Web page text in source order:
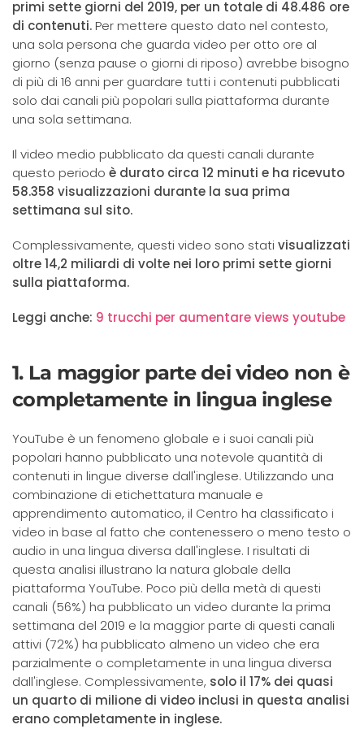
primi sette giorni del 2019, per un totale di 48.486 ore
di contenuti.Per mettere questo dato nel contesto,
una sola persona che guarda video per otto ore al
giorno (senza pause o giorni di riposo) avrebbe bisogno
di più di 16 anni per guardare tutti i contenuti pubblicati
solo dai canali più popolari sulla piattaforma durante
una sola settimana.
Il video medio pubblicato da questi canali durante
questo periodo è durato circa 12 minuti e ha ricevuto
58.358 visualizzazioni durante la sua prima
settimana sul sito.
Complessivamente, questi video sono stati visualizzati
oltre 14,2 miliardi di volte nei loro primi sette giorni
sulla piattaforma.
Leggi anche: 9 trucchi per aumentare views youtube
1. La maggior parte dei video non è
completamente in lingua inglese
YouTube è un fenomeno globale e i suoi canali più
popolari hanno pubblicato una notevole quantità di
contenuti in lingue diverse dall'inglese. Utilizzando una
combinazione di etichettatura manuale e
apprendimento automatico, il Centro ha classificato i
video in base al fatto che contenessero o meno testo o
audio in una lingua diversa dall'inglese. I risultati di
questa analisi illustrano la natura globale della
piattaforma YouTube. Poco più della metà di questi
canali (56%) ha pubblicato un video durante la prima
settimana del 2019 e la maggior parte di questi canali
attivi (72%) ha pubblicato almeno un video che era
parzialmente o completamente in una lingua diversa
dall'inglese. Complessivamente, solo il 17% dei quasi
un quarto di milione di video inclusi in questa analisi
erano completamente in inglese.